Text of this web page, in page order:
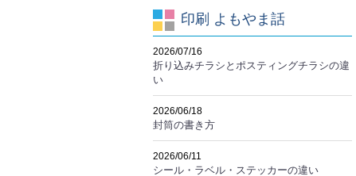
印刷 よもやま話
2026/07/16
折り込みチラシとポスティングチラシの違
い
2026/06/18
封筒の書き方
2026/06/11
シール・ラベル・ステッカーの違い